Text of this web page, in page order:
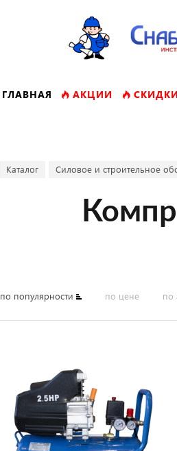
ГЛАВНАЯ АКЦИИ СКИДКИ
Каталог Силовое и строительное
по популярности по цене по